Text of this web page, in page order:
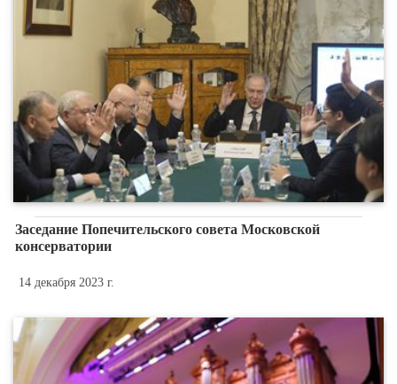
Заседание Попечительского совета Московской
консерватории
14 декабря 2023 г.